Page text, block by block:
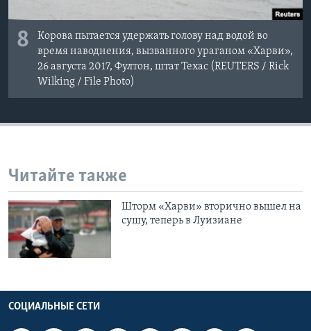
8
Корова пытается удержать голову над водой во
время наводнения, вызванного ураганом «Харви»,
26 августа 2017, Фултон, штат Техас (REUTERS / Rick
Wilking / File Photo)
Читайте также
Шторм «Харви» вторично вышел на
сушу, теперь в Луизиане
СОЦИАЛЬНЫЕ СЕТИ